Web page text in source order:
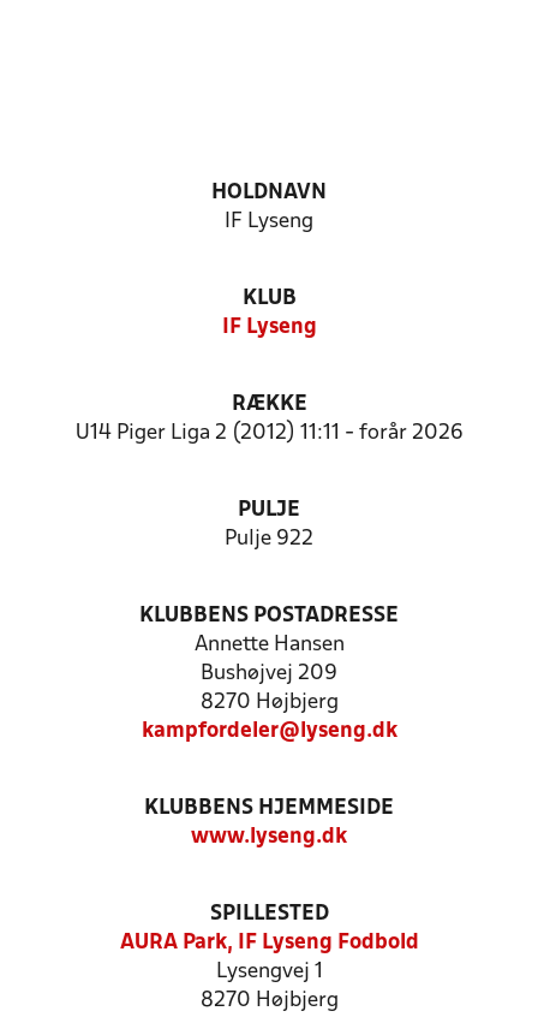
HOLDNAVN
IF Lyseng
KLUB
IF Lyseng
RÆKKE
U14 Piger Liga 2 (2012) 11:11 - forår 2026
PULJE
Pulje 922
KLUBBENS POSTADRESSE
Annette Hansen
Bushøjvej 209
8270 Højbjerg
kampfordeler@lyseng.dk
KLUBBENS HJEMMESIDE
www.lyseng.dk
SPILLESTED
AURA Park, IF Lyseng Fodbold
Lysengvej 1
8270 Højbjerg